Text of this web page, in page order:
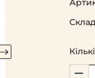
Склад